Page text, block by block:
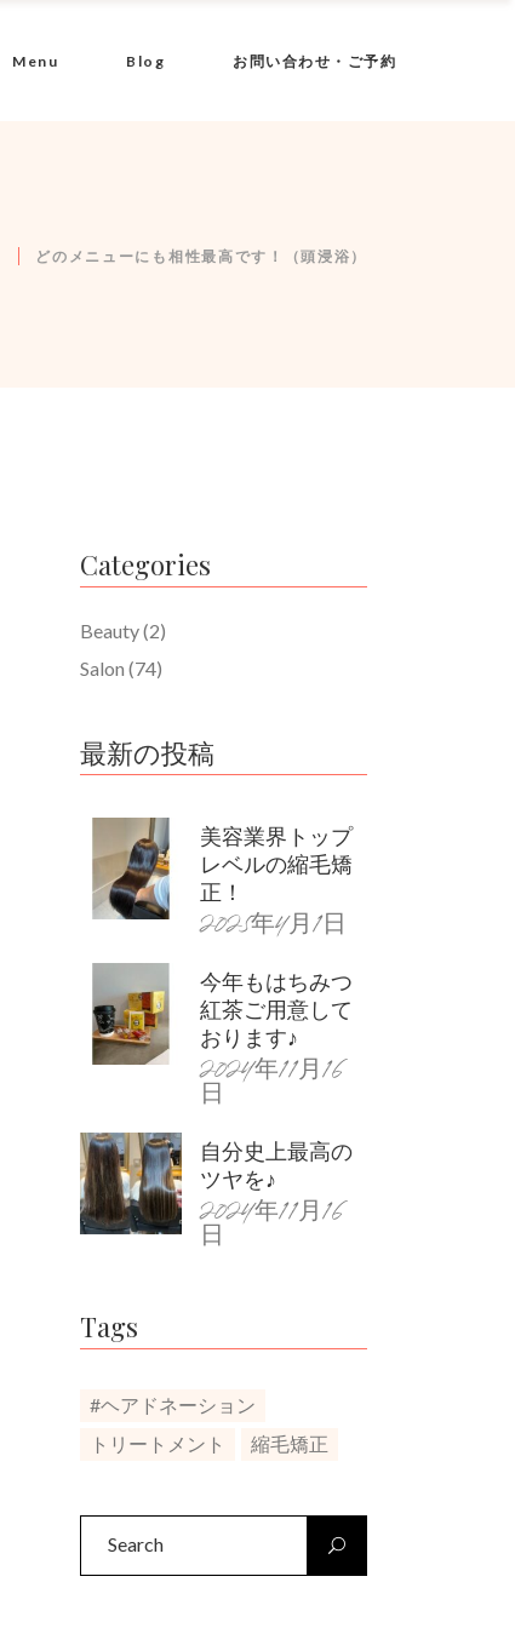
Menu Blog お問い合わせ・ご予約
どのメニューにも相性最高です！（頭浸浴）
Categories
Beauty(2)
Salon (74)
最新の投稿
美容業界トップ
レベルの縮毛矯
正！
2025年4月1日
今年もはちみつ
紅茶ご用意して
おります♪
2024年11月16
日
自分史上最高の
ツヤを♪
2024年11月16
日
Tags
#ヘアドネーション
トリートメント
縮毛矯正